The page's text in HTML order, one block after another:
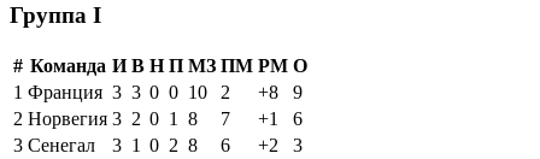
Группа I
# Команда И В Н П МЗ ПМ РМ О
1 Франция 3 3 0 0 10 2 +8
9
2 Норвегия 3 2 0 1 8 7 +1
6
3 Сенегал 3 1 0 2 8 6 +2
3